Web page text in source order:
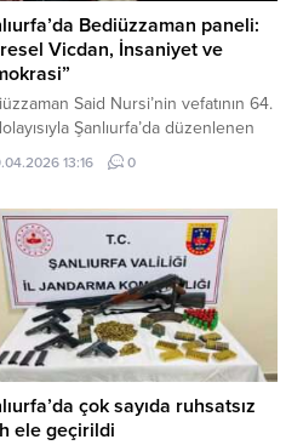
Bediüzzaman paneli:
Vicdan, İnsaniyet ve
Said Nursi’nin vefatının 64.
Şanlıurfa’da düzenlenen
günümüzün manevi ve
sorunlarına Risale-i Nur
Cevheri Kültür Merkezi’nde
“Küresel Vicdan,
ve Demokrasi” başlıklı panel,
adalet ve hukuk vurgularıyla
katılıma sahne oldu. Haber
– Bediüzzaman Eğitim Kültür ve
13:16 0
çok sayıda ruhsatsız
ele geçirildi